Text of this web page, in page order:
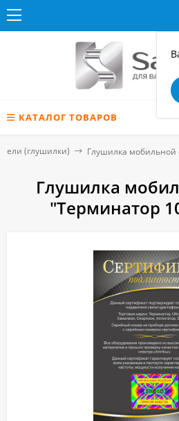
КАТАЛОГ ТОВАРОВ
(глушилки) Глушилка мобильной
Глушилка
"Терминатор